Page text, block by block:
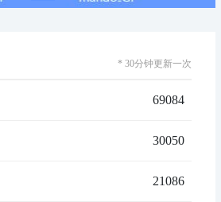
* 30分钟更新一次
69084
30050
21086